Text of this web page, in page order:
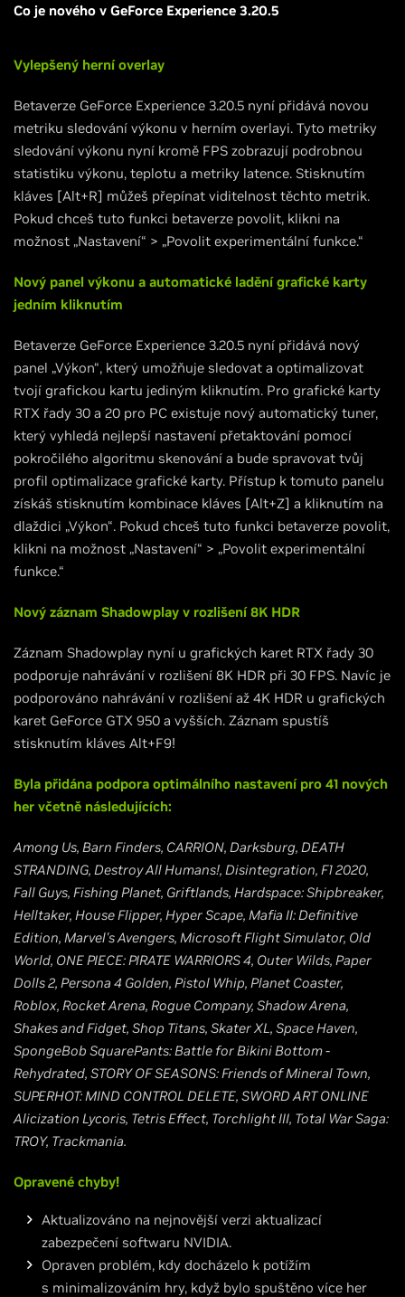
Co je nového v GeForce Experience 3.20.5
Vylepšený herní overlay
Betaverze GeForce Experience 3.20.5 nyní přidává novou
metriku sledování výkonu v herním overlayi. Tyto metriky
sledování výkonu nyní kromě FPS zobrazují podrobnou
statistiku výkonu, teplotu a metriky latence. Stisknutím
kláves [Alt+R] můžeš přepínat viditelnost těchto metrik.
Pokud chceš tuto funkci betaverze povolit, klikni na
možnost „Nastavení“ > „Povolit experimentální funkce.“
Nový panel výkonu a automatické ladění grafické karty
jedním kliknutím
Betaverze GeForce Experience 3.20.5 nyní přidává nový
panel „Výkon“, který umožňuje sledovat a optimalizovat
tvojí grafickou kartu jediným kliknutím. Pro grafické karty
RTX řady 30 a 20 pro PC existuje nový automatický tuner,
který vyhledá nejlepší nastavení přetaktování pomocí
pokročilého algoritmu skenování a bude spravovat tvůj
profil optimalizace grafické karty. Přístup k tomuto panelu
získáš stisknutím kombinace kláves [Alt+Z] a kliknutím na
dlaždici „Výkon“. Pokud chceš tuto funkci betaverze povolit,
klikni na možnost „Nastavení“ > „Povolit experimentální
funkce.“
Nový záznam Shadowplay v rozlišení 8K HDR
Záznam Shadowplay nyní u grafických karet RTX řady 30
podporuje nahrávání v rozlišení 8K HDR při 30 FPS. Navíc je
podporováno nahrávání v rozlišení až 4K HDR u grafických
karet GeForce GTX 950 a vyšších. Záznam spustíš
stisknutím kláves Alt+F9!
Byla přidána podpora optimálního nastavení pro 41 nových
her včetně následujících:
Among Us, Barn Finders, CARRION, Darksburg, DEATH
STRANDING, Destroy All Humans!, Disintegration, F1 2020,
Fall Guys, Fishing Planet, Griftlands, Hardspace: Shipbreaker,
Helltaker, House Flipper, Hyper Scape, Mafia II: Definitive
Edition, Marvel's Avengers, Microsoft Flight Simulator, Old
World, ONE PIECE: PIRATE WARRIORS 4, Outer Wilds, Paper
Dolls 2, Persona 4 Golden, Pistol Whip, Planet Coaster,
Roblox, Rocket Arena, Rogue Company, Shadow Arena,
Shakes and Fidget, Shop Titans, Skater XL, Space Haven,
SpongeBob SquarePants: Battle for Bikini Bottom -
Rehydrated, STORY OF SEASONS: Friends of Mineral Town,
SUPERHOT: MIND CONTROL DELETE, SWORD ART ONLINE
Alicization Lycoris, Tetris Effect, Torchlight III, Total War Saga:
TROY, Trackmania.
Opravené chyby!
Aktualizováno na nejnovější verzi aktualizací
zabezpečení softwaru NVIDIA.
Opraven problém, kdy docházelo k potížím
s minimalizováním hry, když bylo spuštěno více her